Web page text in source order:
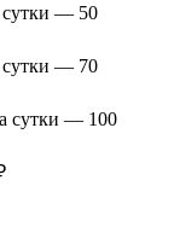
сутки — 50
сутки — 70
сутки — 100